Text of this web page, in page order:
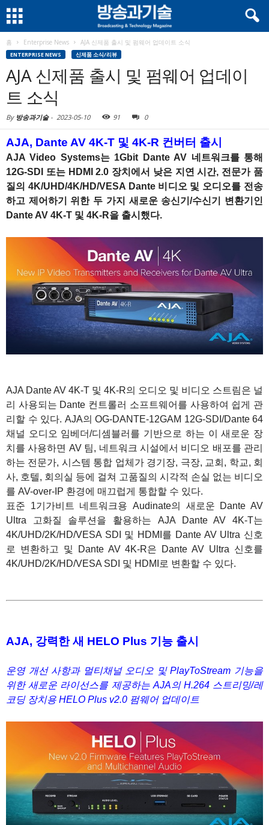
홈 Enterprise News AJA 신제품 출시 및 펌웨어 업데이트 소식
ENTERPRISE NEWS 신제품 소식/리뷰
AJA 신제품 출시 및 펌웨어 업데이
트 소식
By 방송과기술- 2023-05-10 91 0
AJA, Dante AV 4K-T 및 4K-R 컨버터 출시
AJA Video Systems는 1Gbit Dante AV 네트워크를 통해
12G-SDI 또는 HDMI 2.0 장치에서 낮은 지연 시간, 전문가 품
질의 4K/UHD/4K/HD/VESA Dante 비디오 및 오디오를 전송
하고 제어하기 위한 두 가지 새로운 송신기/수신기 변환기인
Dante AV 4K-T 및 4K-R을 출시했다.
AJA Dante AV 4K-T 및 4K-R의 오디오 및 비디오 스트림은 널
리 사용되는 Dante 컨트롤러 소프트웨어를 사용하여 쉽게 관
리할 수 있다. AJA의 OG-DANTE-12GAM 12G-SDI/Dante 64
채널 오디오 임베더/디셈블러를 기반으로 하는 이 새로운 장
치를 사용하면 AV 팀, 네트워크 시설에서 비디오 배포를 관리
하는 전문가, 시스템 통합 업체가 경기장, 극장, 교회, 학교, 회
사, 호텔, 회의실 등에 걸쳐 고품질의 시각적 손실 없는 비디오
를 AV-over-IP 환경에 매끄럽게 통합할 수 있다.
표준 1기가비트 네트워크용 Audinate의 새로운 Dante AV
Ultra 고화질 솔루션을 활용하는 AJA Dante AV 4K-T는
4K/UHD/2K/HD/VESA SDI 및 HDMI를 Dante AV Ultra 신호
로 변환하고 및 Dante AV 4K-R은 Dante AV Ultra 신호를
4K/UHD/2K/HD/VESA SDI 및 HDMI로 변환할 수 있다.
AJA, 강력한 새 HELO Plus 기능 출시
운영 개선 사항과 멀티채널 오디오 및 PlayToStream 기능을
위한 새로운 라이선스를 제공하는 AJA의 H.264 스트리밍/레
코딩 장치용 HELO Plus v2.0 펌웨어 업데이트